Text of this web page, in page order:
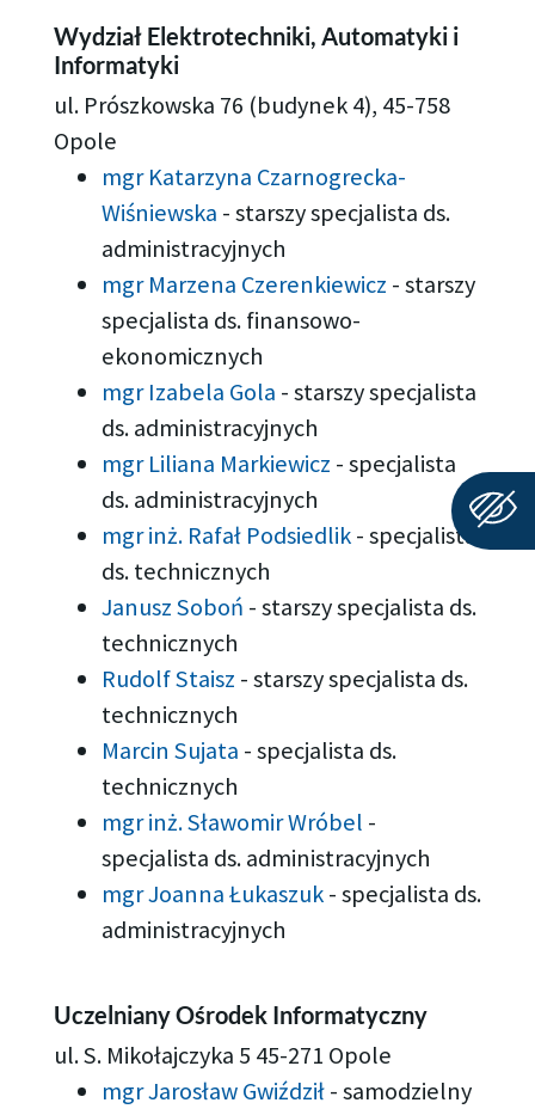
Wydział Elektrotechniki, Automatyki i
Informatyki
ul. Prószkowska 76 (budynek 4), 45-758
Opole
mgr Katarzyna Czarnogrecka-
Wiśniewska -starszy specjalista ds.
administracyjnych
mgr Marzena Czerenkiewicz -starszy
specjalista ds. finansowo-
ekonomicznych
mgr Izabela Gola -starszy specjalista
ds. administracyjnych
mgr Liliana Markiewicz -specjalista
ds. administracyjnych
mgr inż. Rafał Podsiedlik-specjalista
ds. technicznych
Janusz Soboń -starszy specjalista ds.
technicznych
Rudolf Staisz -starszy specjalista ds.
technicznych
Marcin Sujata -specjalista ds.
technicznych
mgr inż. Sławomir Wróbel -
specjalista ds. administracyjnych
mgr Joanna Łukaszuk-specjalista ds.
administracyjnych
Uczelniany Ośrodek Informatyczny
ul. S. Mikołajczyka 5 45-271 Opole
mgr Jarosław Gwiździł-samodzielny